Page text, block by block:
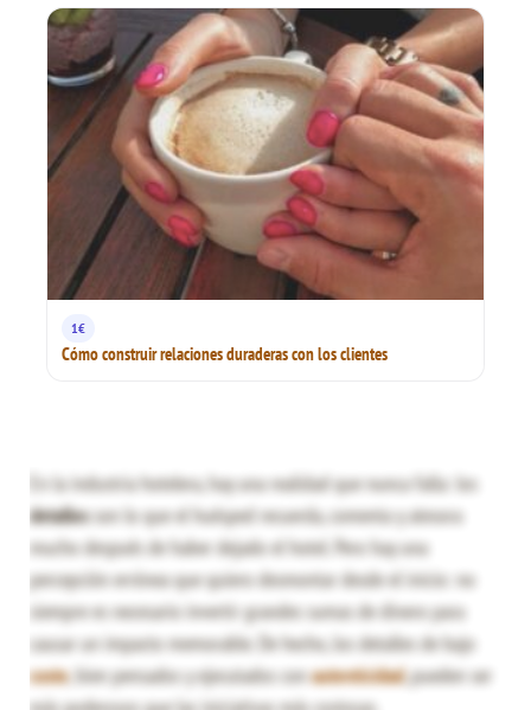
1€
Cómo construir relaciones duraderas con los clientes
En la industria hotelera, hay una realidad que nunca falla: los
detallesson lo que el huésped recuerda, comenta y atesora
mucho después de haber dejado el hotel. Pero hay una
percepción errónea que quiero desmontar desde el inicio: no
siempre es necesario invertir grandes sumas de dinero para
causar un impacto memorable. De hecho, los detalles de bajo
coste, bien pensados y ejecutados conautenticidad, pueden ser